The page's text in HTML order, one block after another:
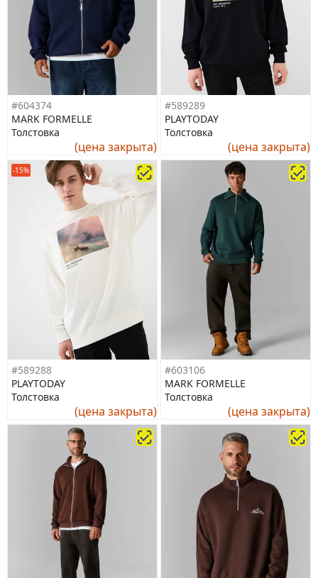
#604374
MARK FORMELLE
Толстовка
(цена закрыта)
#589289
PLAYTODAY
Толстовка
(цена закрыта)
-15%
#589288
PLAYTODAY
Толстовка
(цена закрыта)
#603106
MARK FORMELLE
Толстовка
(цена закрыта)